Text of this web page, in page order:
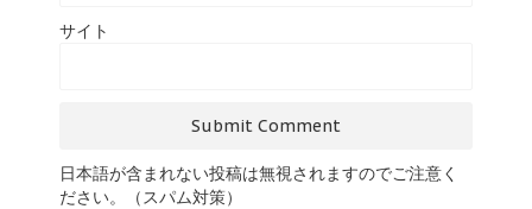
サイト
日本語が含まれない投稿は無視されますのでご注意く
ださい。（スパム対策）